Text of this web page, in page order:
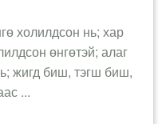
холилдсон нь; хар
өнгөтэй; алаг
жигд биш, тэгш биш,
...